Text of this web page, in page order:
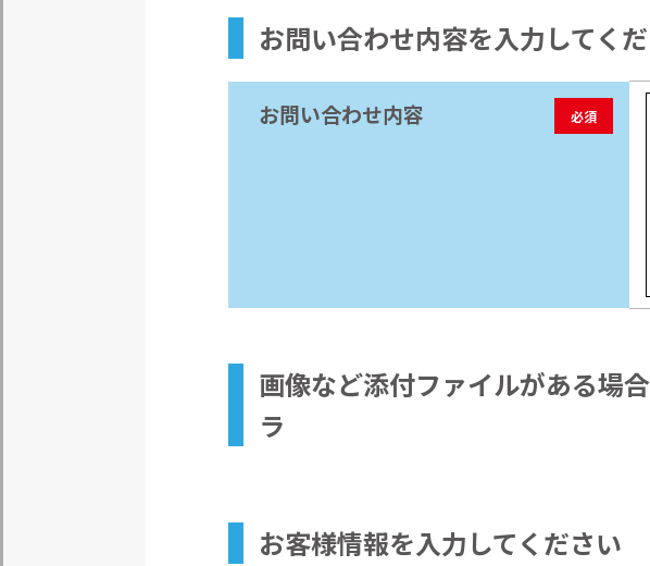
お問い合わせ内容を入力してく
お問い合わせ内容 必須
画像など添付ファイルがある場
ラ
お客様情報を入力してください